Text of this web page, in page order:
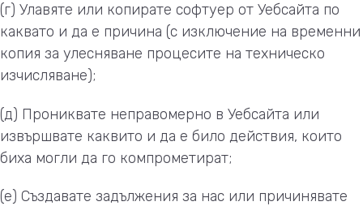
(г) Улавяте или копирате софтуер от Уебсайта по
каквато и да е причина (с изключение на временни
копия за улесняване процесите на техническо
изчисляване);
(д) Прониквате неправомерно в Уебсайта или
извършвате каквито и да е било действия, които
биха могли да го компрометират;
(е) Създавате задължения за нас или причинявате